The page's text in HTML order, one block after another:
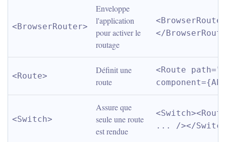
<BrowserRouter>
Enveloppe
l'application
pour activer le
routage
</
<Route>
Définit une
route
<Route
<Switch>
Assure que
seule une route
est rendue
... /></